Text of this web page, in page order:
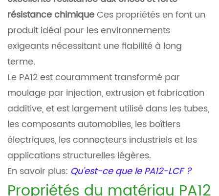
résistance chimiqueCes propriétés en font un
produit idéal pour les environnements
exigeants nécessitant une fiabilité à long
terme.
Le PA12 est couramment transformé par
moulage par injection, extrusion et fabrication
additive, et est largement utilisé dans les tubes,
les composants automobiles, les boîtiers
électriques, les connecteurs industriels et les
applications structurelles légères.
En savoir plus: Qu'est-ce que le PA12-LCF ?
Propriétés du matériau PA12